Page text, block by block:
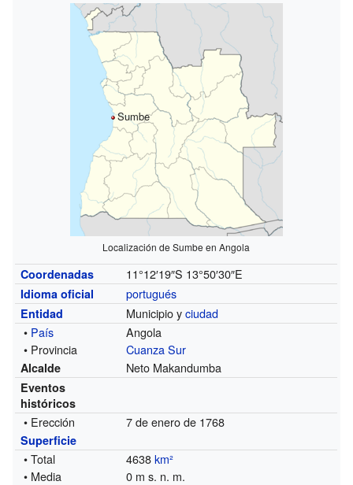
Sumbe
Localización de Sumbe en Angola
Coordenadas 11°12′19″S 13°50′30″E
Idioma oficial portugués
Entidad Municipio yciudad
• País
Angola
• Provincia
Cuanza Sur
Alcalde Neto Makandumba
Eventos
históricos
• Erección 7 de enero de 1768
Superficie
• Total 4638km²
• Media
0 m s. n. m.